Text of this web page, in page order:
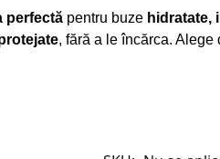
perfectăpentru buze hidratate,
, fără a le încărca. Alege